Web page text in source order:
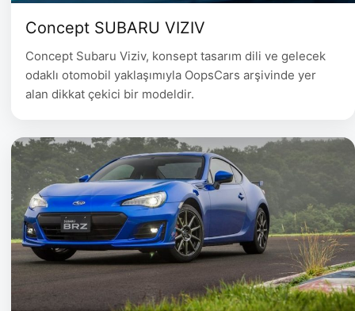
Concept SUBARU VIZIV
Concept Subaru Viziv, konsept tasarım dili ve gelecek
odaklı otomobil yaklaşımıyla OopsCars arşivinde yer
alan dikkat çekici bir modeldir.